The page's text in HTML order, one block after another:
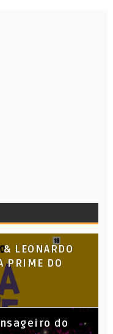
LEONARDO
PRIME DO
do